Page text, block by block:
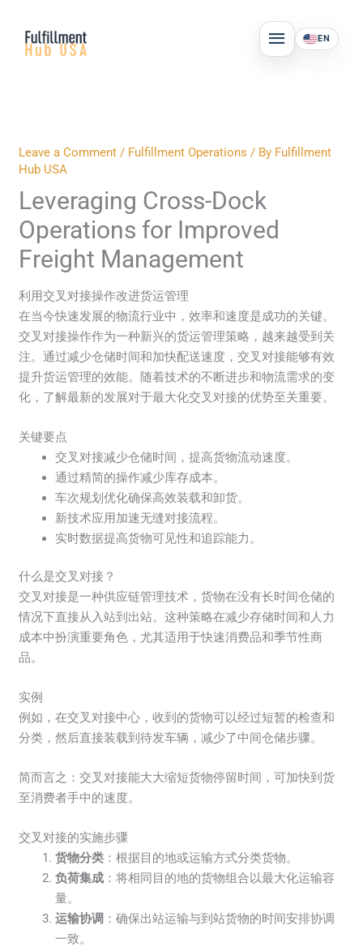
content
MAIN
MENU
EN
Leave a Comment / Fulfillment Operations / By Fulfillment
Hub USA
Leveraging Cross-Dock
Operations for Improved
Freight Management
利用交叉对接操作改进货运管理
在当今快速发展的物流行业中，效率和速度是成功的关键。
交叉对接操作作为一种新兴的货运管理策略，越来越受到关
注。通过减少仓储时间和加快配送速度，交叉对接能够有效
提升货运管理的效能。随着技术的不断进步和物流需求的变
化，了解最新的发展对于最大化交叉对接的优势至关重要。
关键要点
交叉对接减少仓储时间，提高货物流动速度。
通过精简的操作减少库存成本。
车次规划优化确保高效装载和卸货。
新技术应用加速无缝对接流程。
实时数据提高货物可见性和追踪能力。
什么是交叉对接？
交叉对接是一种供应链管理技术，货物在没有长时间仓储的
情况下直接从入站到出站。这种策略在减少存储时间和人力
成本中扮演重要角色，尤其适用于快速消费品和季节性商
品。
实例
例如，在交叉对接中心，收到的货物可以经过短暂的检查和
分类，然后直接装载到待发车辆，减少了中间仓储步骤。
简而言之：交叉对接能大大缩短货物停留时间，可加快到货
至消费者手中的速度。
交叉对接的实施步骤
货物分类 ：根据目的地或运输方式分类货物。
负荷集成 ：将相同目的地的货物组合以最大化运输容
量。
运输协调 ：确保出站运输与到站货物的时间安排协调
一致。